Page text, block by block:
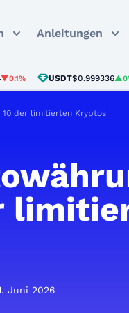
Anleitungen
USDT $0.999336▲0%
10 der limitierten Kryptos
Juni 2026